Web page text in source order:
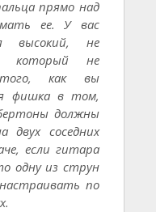
прямо над
ее. У вас
высокий, не
который не
как вы
фишка в том,
должны
двух соседних
если гитара
одну из струн
по